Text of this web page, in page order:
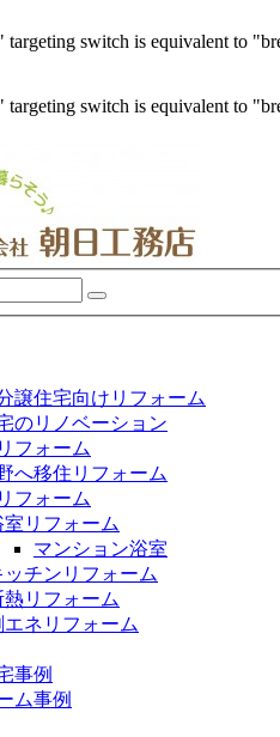
targeting switch is equivalent to
targeting switch is equivalent to
譲住宅向けリフォーム
のリノベーション
フォーム
へ移住リフォーム
フォーム
室リフォーム
マンション浴室
ッチンリフォーム
熱リフォーム
エネリフォーム
事例
ム事例